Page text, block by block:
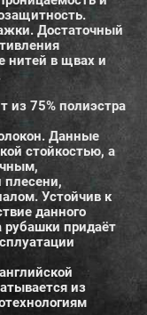
Достаточный
нитей в щвах и
из 75% полиэстра
Данные
стойкостью, а
плесени,
Устойчив к
данного
рубашки придаёт
из